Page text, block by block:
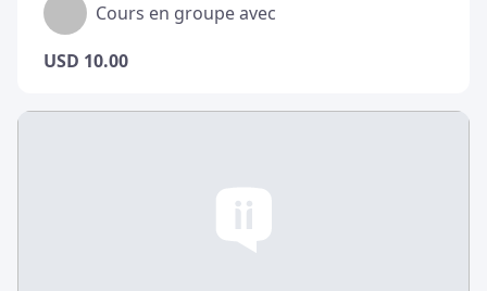
Cours en groupe avec
USD 10.00